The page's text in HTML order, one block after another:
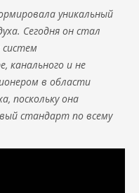
уникальный
Сегодня он стал
систем
канального и не
в области
поскольку она
стандарт по всему